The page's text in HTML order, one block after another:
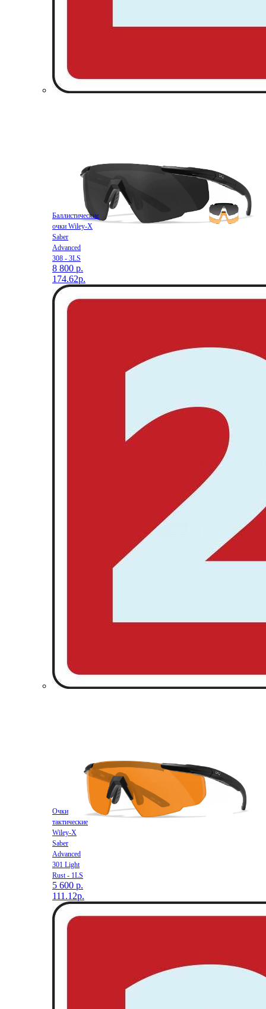
Баллистические
очки Wiley-X
Saber
Advanced
308 - 3LS
8 800 р.
174.62р.
Очки
тактические
Wiley-X
Saber
Advanced
301 Light
Rust - 1LS
5 600 р.
111.12р.